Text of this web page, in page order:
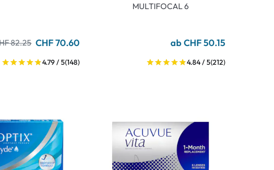
82.25 CHF 70.60
4.79 / 5(148)
MULTIFOCAL 6
ab CHF 50.15
4.84 / 5(212)